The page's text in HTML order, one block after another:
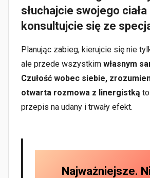
słuchajcie swojego ciała
konsultujcie się ze
Planując zabieg, kierujcie się nie
ale przede wszystkim własnym
Czułość wobec siebie,
otwarta rozmowa z linergistką
przepis na udany i trwały efekt.
Najważniejsze.